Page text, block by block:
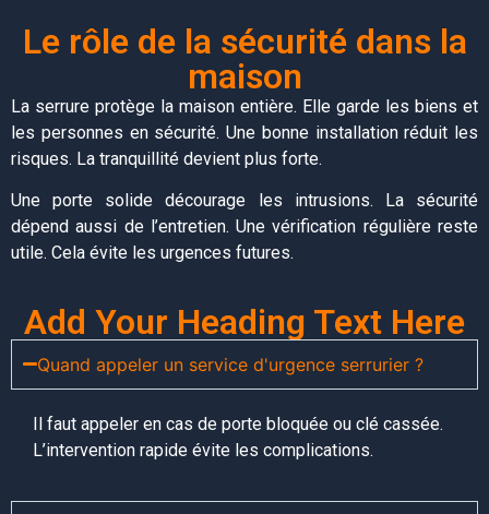
Le rôle de la sécurité dans la
maison
La serrure protège la maison entière. Elle garde les biens et
les personnes en sécurité. Une bonne installation réduit les
risques. La tranquillité devient plus forte.
Une porte solide décourage les intrusions. La sécurité
dépend aussi de l’entretien. Une vérification régulière reste
utile. Cela évite les urgences futures.
Add Your Heading Text Here
Quand appeler un service d'urgence serrurier ?
Il faut appeler en cas de porte bloquée ou clé cassée.
L’intervention rapide évite les complications.